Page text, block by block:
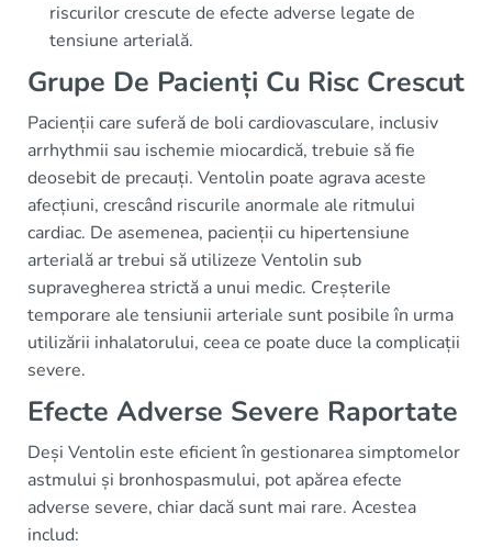
riscurilor crescute de efecte adverse legate de
tensiune arterială.
Grupe De Pacienți Cu Risc Crescut
Pacienții care suferă de boli cardiovasculare, inclusiv
arrhythmii sau ischemie miocardică, trebuie să fie
deosebit de precauți. Ventolin poate agrava aceste
afecțiuni, crescând riscurile anormale ale ritmului
cardiac. De asemenea, pacienții cu hipertensiune
arterială ar trebui să utilizeze Ventolin sub
supravegherea strictă a unui medic. Creșterile
temporare ale tensiunii arteriale sunt posibile în urma
utilizării inhalatorului, ceea ce poate duce la complicații
severe.
Efecte Adverse Severe Raportate
Deși Ventolin este eficient în gestionarea simptomelor
astmului și bronhospasmului, pot apărea efecte
adverse severe, chiar dacă sunt mai rare. Acestea
includ: